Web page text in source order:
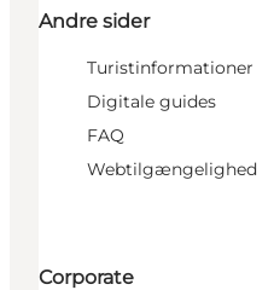
Andre sider
Turistinformationer
Digitale guides
FAQ
Webtilgængelighed
Corporate